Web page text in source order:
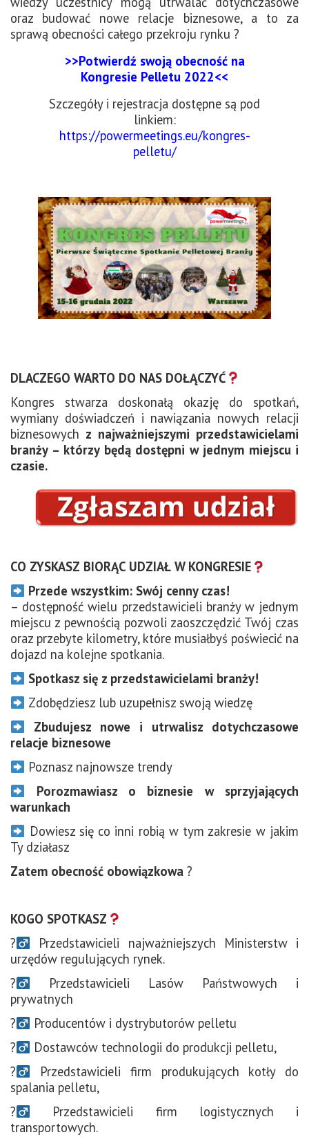
oraz budować nowe relacje biznesowe, a to za
sprawą obecności całego przekroju rynku ?
>>Potwierdź swoją obecność na
Kongresie Pelletu 2022<<
Szczegóły i rejestracja dostępne są pod
linkiem:
https://powermeetings.eu/kongres-
pelletu/
DLACZEGO WARTO DO NAS DOŁĄCZYĆ
Kongres stwarza doskonałą okazję do spotkań,
wymiany doświadczeń i nawiązania nowych relacji
biznesowych z najważniejszymi przedstawicielami
branży – którzy będą dostępni w jednym miejscu i
czasie.
CO ZYSKASZ BIORĄC UDZIAŁ W KONGRESIE
Przede wszystkim: Swój cenny czas!
– dostępność wielu przedstawicieli branży w jednym
miejscu z pewnością pozwoli zaoszczędzić Twój czas
oraz przebyte kilometry, które musiałbyś poświecić na
dojazd na kolejne spotkania.
Spotkasz się z przedstawicielami branży!
Zdobędziesz lub uzupełnisz swoją wiedzę
Zbudujesz nowe i utrwalisz dotychczasowe
relacje biznesowe
Poznasz najnowsze trendy
Porozmawiasz o biznesie w sprzyjających
warunkach
Dowiesz się co inni robią w tym zakresie w jakim
Ty działasz
Zatem obecność obowiązkowa ?
KOGO SPOTKASZ
?‍
Przedstawicieli najważniejszych Ministerstw i
urzędów regulujących rynek.
?‍
Przedstawicieli Lasów Państwowych i
prywatnych
?‍
Producentów i dystrybutorów pelletu
?‍
Dostawców technologii do produkcji pelletu,
?‍
Przedstawicieli firm produkujących kotły do
spalania pelletu,
?‍
Przedstawicieli firm logistycznych i
transportowych.